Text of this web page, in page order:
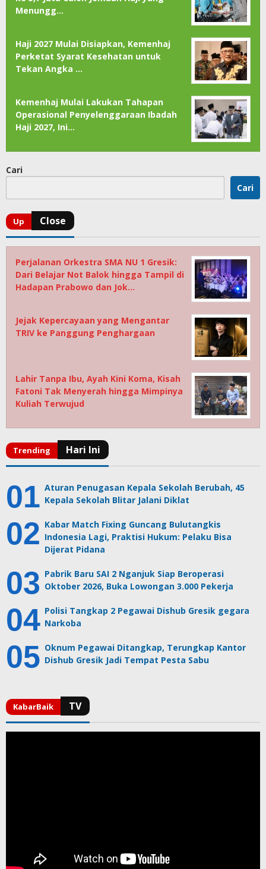
Menungg…
Haji 2027 Mulai Disiapkan, Kemenhaj
Perketat Syarat Kesehatan untuk
Tekan Angka …
Kemenhaj Mulai Lakukan Tahapan
Operasional Penyelenggaraan Ibadah
Haji 2027, Ini…
Cari
Cari
Perjalanan Orkestra SMA NU 1 Gresik:
Dari Belajar Not Balok hingga Tampil di
Hadapan Prabowo dan Jok…
Jejak Kepercayaan yang Mengantar
TRIV ke Panggung Penghargaan
Lahir Tanpa Ibu, Ayah Kini Koma, Kisah
Fatoni Tak Menyerah hingga Mimpinya
Kuliah Terwujud
Aturan Penugasan Kepala Sekolah Berubah, 45
Kepala Sekolah Blitar Jalani Diklat
Kabar Match Fixing Guncang Bulutangkis
Indonesia Lagi, Praktisi Hukum: Pelaku Bisa
Dijerat Pidana
Pabrik Baru SAI 2 Nganjuk Siap Beroperasi
Oktober 2026, Buka Lowongan 3.000 Pekerja
Polisi Tangkap 2 Pegawai Dishub Gresik gegara
Narkoba
Oknum Pegawai Ditangkap, Terungkap Kantor
Dishub Gresik Jadi Tempat Pesta Sabu